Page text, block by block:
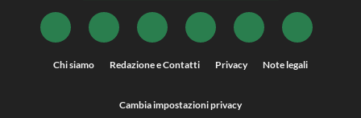
Chi siamo Redazione e Contatti Privacy Note legali
Cambia impostazioni privacy